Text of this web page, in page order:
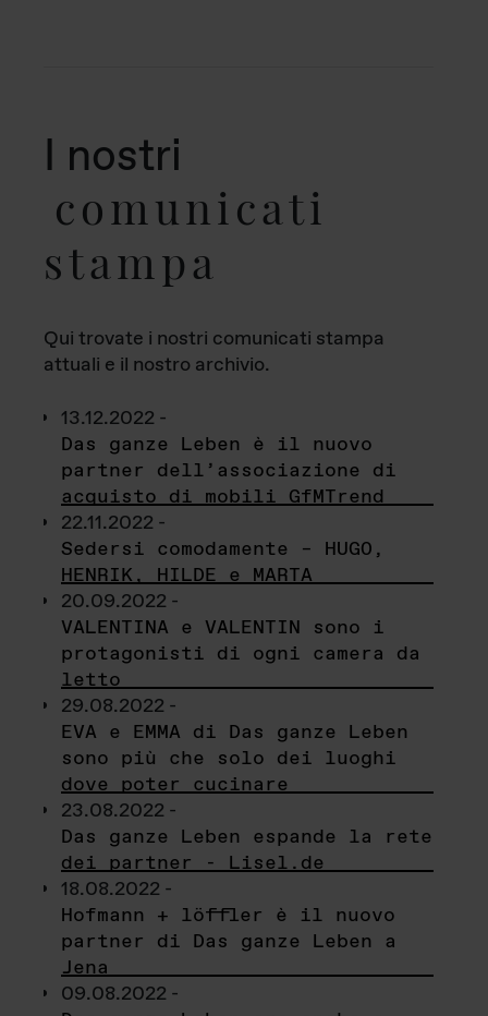
I nostri
comunicati
stampa
Qui trovate i nostri comunicati stampa
attuali e il nostro archivio.
13.12.2022 -
Das ganze Leben è il nuovo
partner dell’associazione di
acquisto di mobili GfMTrend
22.11.2022 -
Sedersi comodamente – HUGO,
HENRIK, HILDE e MARTA
20.09.2022 -
VALENTINA e VALENTIN sono i
protagonisti di ogni camera da
letto
29.08.2022 -
EVA e EMMA di Das ganze Leben
sono più che solo dei luoghi
dove poter cucinare
23.08.2022 -
Das ganze Leben espande la rete
dei partner - Lisel.de
18.08.2022 -
Hofmann + löffler è il nuovo
partner di Das ganze Leben a
Jena
09.08.2022 -